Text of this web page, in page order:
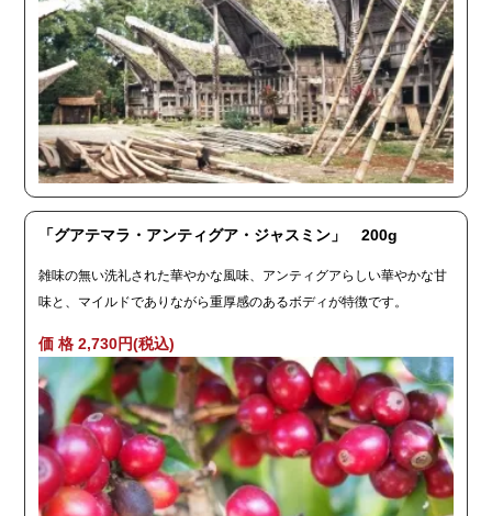
「グアテマラ・アンティグア・ジャスミン」 200g
雑味の無い洗礼された華やかな風味、アンティグアらしい華やかな甘
味と、マイルドでありながら重厚感のあるボディが特徴です。
価 格 2,730円(税込)